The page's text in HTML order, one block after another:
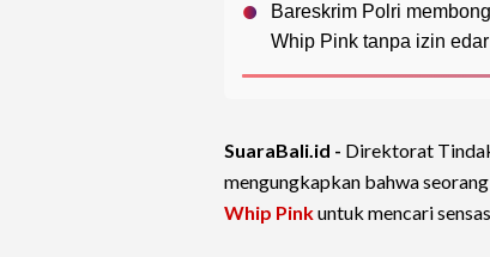
Bareskrim Polri
Whip Pink tanpa izin
SuaraBali.id - Direktorat
mengungkapkan bahwa
Whip Pinkuntuk mencari